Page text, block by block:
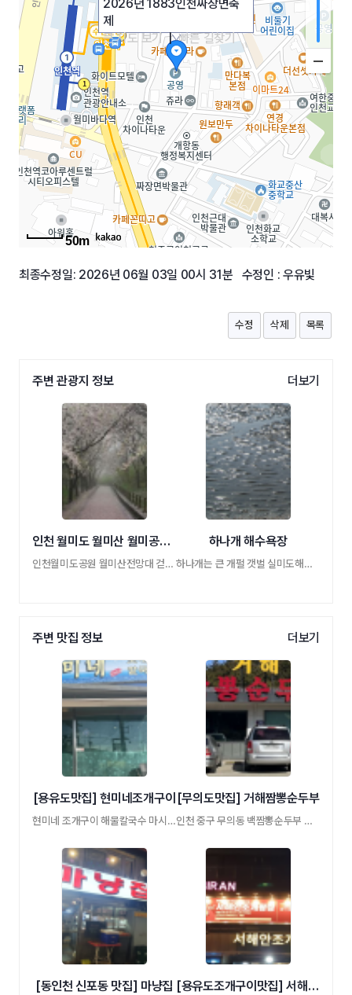
2026년 1883인천짜장면축
제
큰 지도 보기|빠른 길찾기
50m
최종수정일: 2026년 06월 03일 00시 31분 수정인 : 우유빛
수정 삭제 목록
주변 관광지 정보 더보기
인천 월미도 월미산 월미공원 월미문화관 한국전통정원
인천월미도공원 월미산전망대 걷기길 힐링체 …
하나개 해수욕장
하나개는 큰 개펄 갯벌 실미도해수욕장 근처
주변 맛집 정보 더보기
[용유도맛집] 현미네조개구이
현미네 조개구이 해물칼국수 마시안맛집
[무의도맛집] 거해짬뽕순두부
인천 중구 무의동 백짬뽕순두부 파주장단콩 …
[동인천 신포동 맛집] 마냥집 [용유도조개구이맛집] 서해안조개광장 신관